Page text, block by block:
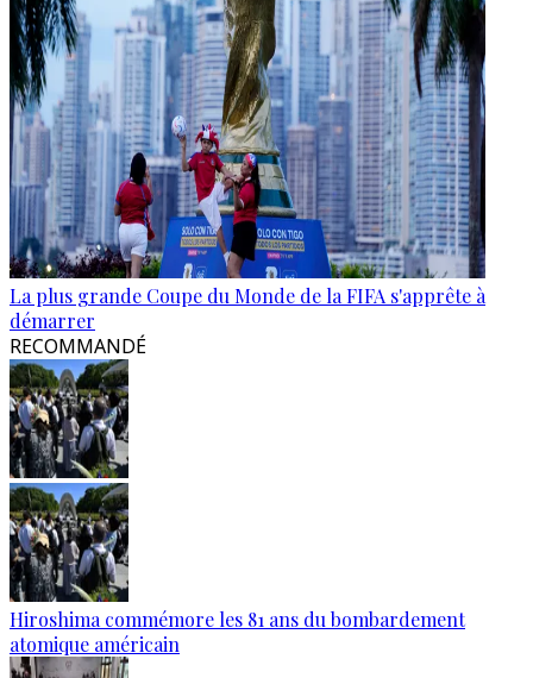
La plus grande Coupe du Monde de la FIFA s'apprête à
démarrer
RECOMMANDÉ
Hiroshima commémore les 81 ans du bombardement
atomique américain